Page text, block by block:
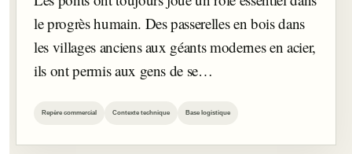
le progrès humain. Des passerelles en bois dans
les villages anciens aux géants modernes en acier,
ils ont permis aux gens de se…
Repère commercial Contexte technique Base logistique